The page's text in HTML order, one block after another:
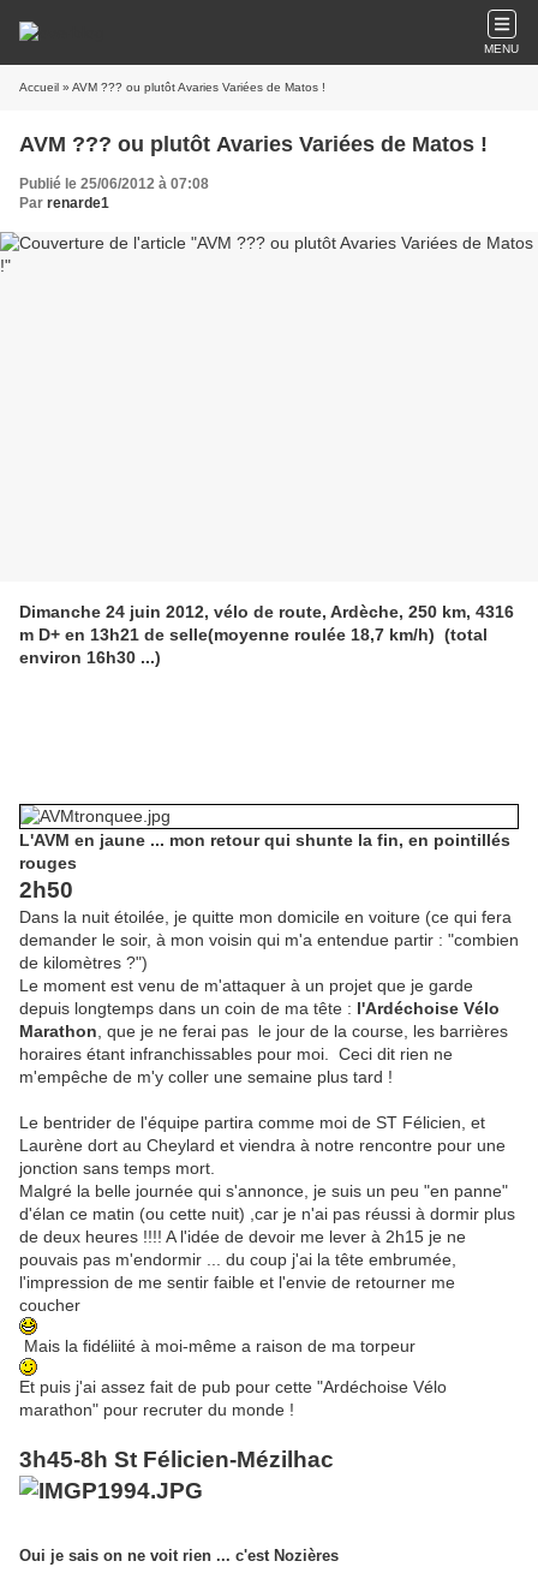
MENU
Accueil » AVM ??? ou plutôt Avaries Variées de Matos !
AVM ??? ou plutôt Avaries Variées de Matos !
Publié le 25/06/2012 à 07:08
Par renarde1
Dimanche 24 juin 2012, vélo de route, Ardèche, 250 km, 4316
m D+ en 13h21 de selle(moyenne roulée 18,7 km/h) (total
environ 16h30 ...)
L'AVM en jaune ... mon retour qui shunte la fin, en pointillés
rouges
2h50
Dans la nuit étoilée, je quitte mon domicile en voiture (ce qui fera
demander le soir, à mon voisin qui m'a entendue partir : "combien
de kilomètres ?")
Le moment est venu de m'attaquer à un projet que je garde
depuis longtemps dans un coin de ma tête : l'Ardéchoise Vélo
Marathon , que je ne ferai pas le jour de la course, les barrières
horaires étant infranchissables pour moi. Ceci dit rien ne
m'empêche de m'y coller une semaine plus tard !
Le bentrider de l'équipe partira comme moi de ST Félicien, et
Laurène dort au Cheylard et viendra à notre rencontre pour une
jonction sans temps mort.
Malgré la belle journée qui s'annonce, je suis un peu "en panne"
d'élan ce matin (ou cette nuit) ,car je n'ai pas réussi à dormir plus
de deux heures !!!! A l'idée de devoir me lever à 2h15 je ne
pouvais pas m'endormir ... du coup j'ai la tête embrumée,
l'impression de me sentir faible et l'envie de retourner me
coucher
Mais la fidéliité à moi-même a raison de ma torpeur
Et puis j'ai assez fait de pub pour cette "Ardéchoise Vélo
marathon" pour recruter du monde !
3h45-8h St Félicien-Mézilhac
Oui je sais on ne voit rien ... c'est Nozières